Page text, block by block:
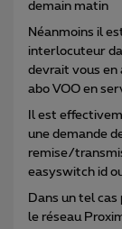
demain matin
Néanmoins il
interlocuteur
devrait vous en
abo VOO en
Il est
une demande
remise/
easyswitch id
Dans un tel
le réseau